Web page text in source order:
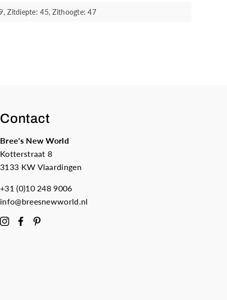
Zitdiepte: 45, Zithoogte: 47
Contact
Bree's New World
Kotterstraat 8
3133 KW Vlaardingen
+31 (0)10 248 9006
info@breesnewworld.nl